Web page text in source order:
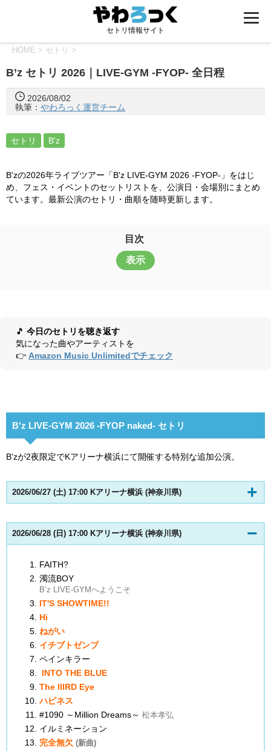
セトリ情報サイト
HOME > セトリ >
B’z セトリ 2026｜LIVE-GYM -FYOP- 全日程
2026/08/02
執筆： やわろっく運営チーム
セトリ B'z
B'zの2026年ライブツアー「B'z LIVE-GYM 2026 -FYOP-」をはじ
め、フェス・イベントのセットリストを、公演日・会場別にまとめ
ています。最新公演のセトリ・曲順を随時更新します。
目次
表示
🎵 今日のセトリを聴き返す
気になった曲やアーティストを
👉 Amazon Music Unlimitedでチェック
B'z LIVE-GYM 2026 -FYOP naked- セトリ
B'zが2夜限定でKアリーナ横浜にて開催する特別な追加公演。
2026/06/27 (土) 17:00 Kアリーナ横浜 (神奈川県)
2026/06/28 (日) 17:00 Kアリーナ横浜 (神奈川県)
FAITH?
濁流BOY
B’z LIVE-GYMへようこそ
IT'S SHOWTIME!!
Hi
ねがい
イチブトゼンブ
ペインキラー
INTO THE BLUE
The IIIRD Eye
ハピネス
#1090 ～Million Dreams～ 松本孝弘
イルミネーション
完全無欠 (新曲)